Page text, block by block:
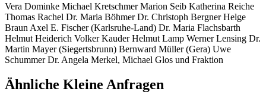
Vera Dominke Michael Kretschmer Marion Seib Katherina Reiche
Thomas Rachel Dr. Maria Böhmer Dr. Christoph Bergner Helge
Braun Axel E. Fischer (Karlsruhe-Land) Dr. Maria Flachsbarth
Helmut Heiderich Volker Kauder Helmut Lamp Werner Lensing Dr.
Martin Mayer (Siegertsbrunn) Bernward Müller (Gera) Uwe
Schummer Dr. Angela Merkel, Michael Glos und Fraktion
Ähnliche Kleine Anfragen